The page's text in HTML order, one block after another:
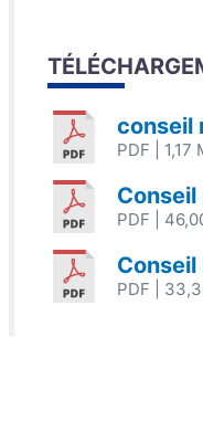
conseil
PDF | 1,17
PDF |
PDF |